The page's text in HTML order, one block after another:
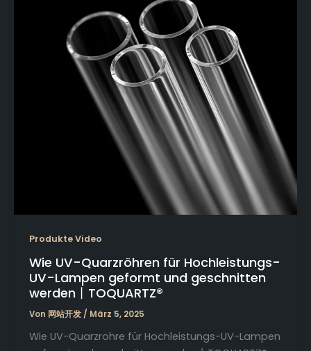
Produkte Video
Wie UV-Quarzröhren für Hochleistungs-
UV-Lampen geformt und geschnitten
werden丨TOQUARTZ®
Von 网站开发 / März 5, 2025
Wie UV-Quarzrohre für Hochleistungs-UV-Lampen